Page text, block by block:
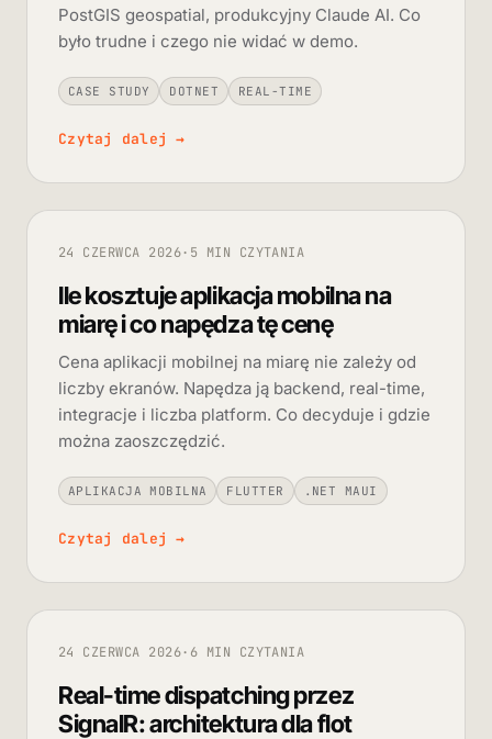
PostGIS geospatial, produkcyjny Claude AI. Co
było trudne i czego nie widać w demo.
CASE STUDY DOTNET REAL-TIME
Czytaj dalej→
24 CZERWCA 2026· 5 MIN CZYTANIA
Ile kosztuje aplikacja mobilna na
miarę i co napędza tę cenę
Cena aplikacji mobilnej na miarę nie zależy od
liczby ekranów. Napędza ją backend, real-time,
integracje i liczba platform. Co decyduje i gdzie
można zaoszczędzić.
APLIKACJA MOBILNA FLUTTER .NET MAUI
Czytaj dalej→
24 CZERWCA 2026· 6 MIN CZYTANIA
Real-time dispatching przez
SignalR: architektura dla flot